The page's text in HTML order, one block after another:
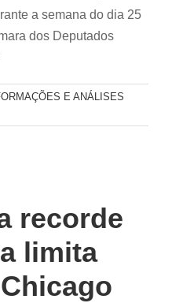
a semana do dia 25
dos Deputados
E ANÁLISES
recorde
limita